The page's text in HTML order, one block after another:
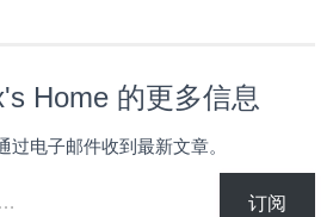
Home 的更多信息
过电子邮件收到最新文章。
订阅